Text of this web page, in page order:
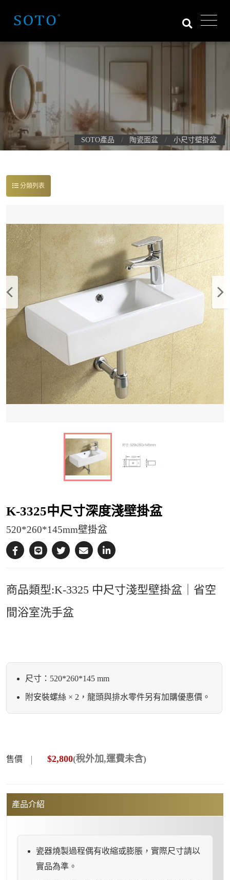
SOTO產品 陶瓷面盆 小尺寸壁掛盆
分類列表
K-3325中尺寸深度淺壁掛盆
520*260*145mm壁掛盆
商品類型:K-3325 中尺寸淺型壁掛盆｜省空
間浴室洗手盆
尺寸：520*260*145 mm
附安裝螺絲 × 2，龍頭與排水零件另有加購優惠價。
售價 $2,800(稅外加,運費未含)
產品介紹
瓷器燒製過程偶有收縮或膨脹，實際尺寸請以
實品為準。